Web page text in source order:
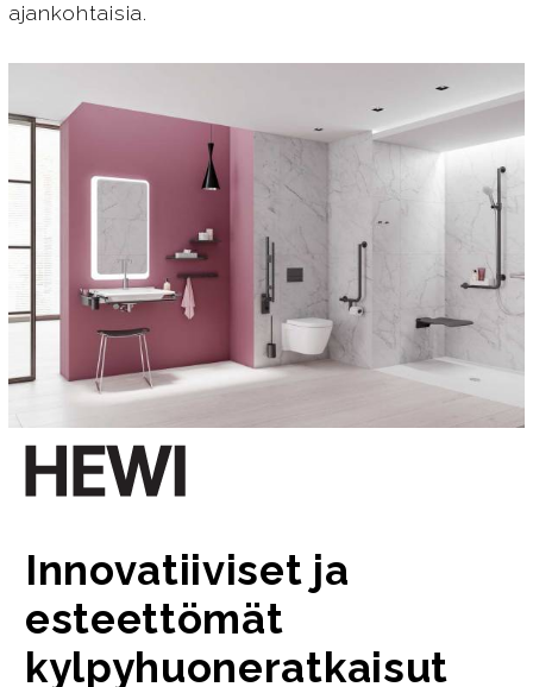
ajankohtaisia.
Innovatiiviset ja
esteettömät
kylpyhuoneratkaisut